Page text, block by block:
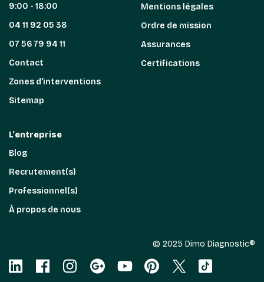
9:00 - 18:00
04 11 92 05 38
07 56 79 94 11
Contact
Zones d'interventions
Sitemap
Mentions légales
Ordre de mission
Assurances
Certifications
L'entreprise
Blog
Recrutement(s)
Professionnel(s)
À propos de nous
© 2025 Dimo Diagnostic®